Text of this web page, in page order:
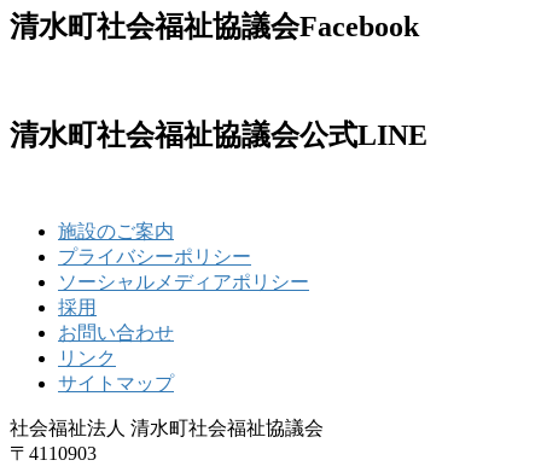
清水町社会福祉協議会Facebook
清水町社会福祉協議会公式LINE
施設のご案内
プライバシーポリシー
ソーシャルメディアポリシー
採用
お問い合わせ
リンク
サイトマップ
社会福祉法人 清水町社会福祉協議会
〒4110903